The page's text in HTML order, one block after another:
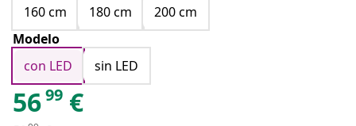
160 cm
180 cm
200 cm
Modelo
con LED
sin LED
5699 €